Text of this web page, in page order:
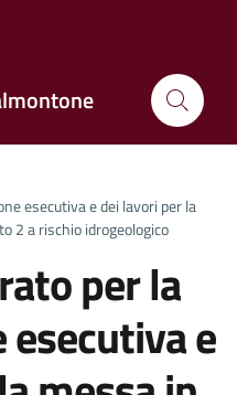
esecutiva e dei lavori per la
2 a rischio idrogeologico
per la
e